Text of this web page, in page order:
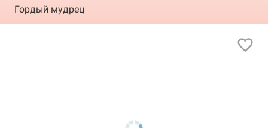
Гордый мудрец